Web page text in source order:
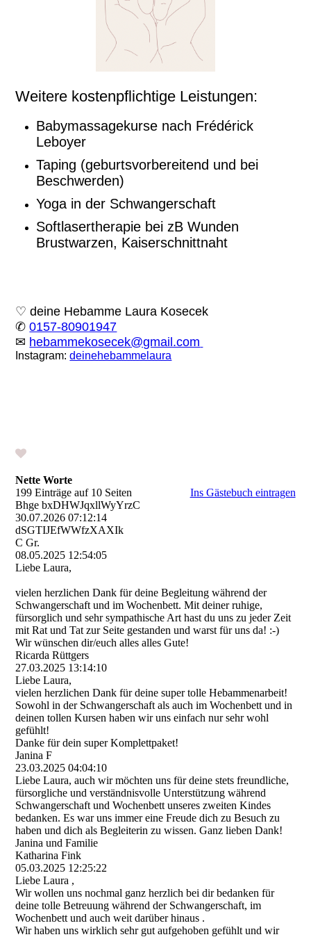
Weitere kostenpflichtige Leistungen:
Babymassagekurse nach Frédérick
Leboyer
Taping (geburtsvorbereitend und bei
Beschwerden)
Yoga in der Schwangerschaft
Softlasertherapie bei zB Wunden
Brustwarzen, Kaiserschnittnaht
♡deine Hebamme Laura Kosecek
✆0157-80901947
✉ hebammekosecek@gmail.com
Instagram:deinehebammelaura
Nette Worte
199 Einträge auf 10 Seiten
Ins Gästebuch eintragen
Bhge bxDHWJqxllWyYrzC
30.07.2026 07:12:14
dSGTIJEfWWfzXAXIk
C Gr.
08.05.2025 12:54:05
Liebe Laura,
vielen herzlichen Dank für deine Begleitung während der
Schwangerschaft und im Wochenbett. Mit deiner ruhige,
fürsorglich und sehr sympathische Art hast du uns zu jeder Zeit
mit Rat und Tat zur Seite gestanden und warst für uns da! :-)
Wir wünschen dir/euch alles alles Gute!
Ricarda Rüttgers
27.03.2025 13:14:10
Liebe Laura,
vielen herzlichen Dank für deine super tolle Hebammenarbeit!
Sowohl in der Schwangerschaft als auch im Wochenbett und in
deinen tollen Kursen haben wir uns einfach nur sehr wohl
gefühlt!
Danke für dein super Komplettpaket!
Janina F
23.03.2025 04:04:10
Liebe Laura, auch wir möchten uns für deine stets freundliche,
fürsorgliche und verständnisvolle Unterstützung während
Schwangerschaft und Wochenbett unseres zweiten Kindes
bedanken. Es war uns immer eine Freude dich zu Besuch zu
haben und dich als Begleiterin zu wissen. Ganz lieben Dank!
Janina und Familie
Katharina Fink
05.03.2025 12:25:22
Liebe Laura ,
Wir wollen uns nochmal ganz herzlich bei dir bedanken für
deine tolle Betreuung während der Schwangerschaft, im
Wochenbett und auch weit darüber hinaus .
Wir haben uns wirklich sehr gut aufgehoben gefühlt und wir